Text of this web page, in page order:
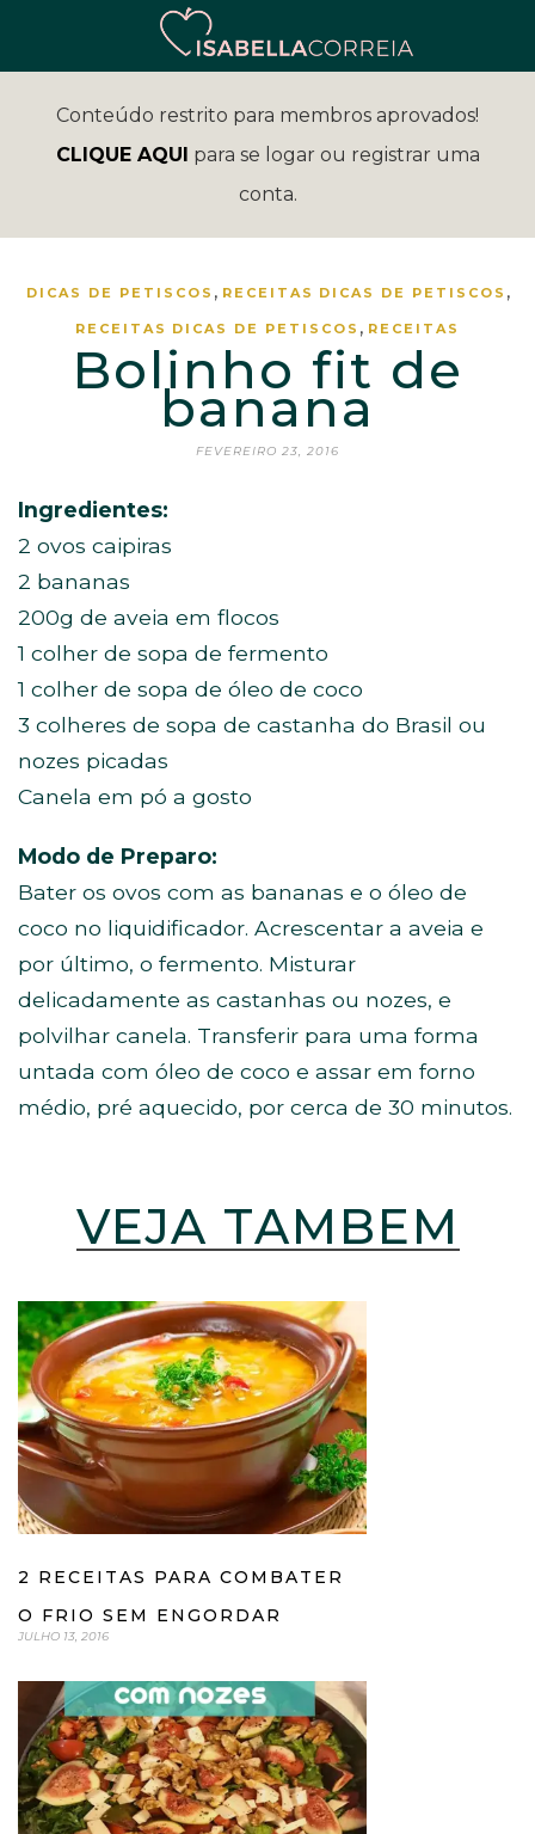
Conteúdo restrito para membros aprovados!
CLIQUE AQUI para se logar ou registrar uma
conta.
DICAS DE PETISCOS , RECEITAS DICAS DE PETISCOS ,
RECEITAS DICAS DE PETISCOS , RECEITAS
Bolinho fit de
banana
FEVEREIRO 23, 2016
Ingredientes:
2 ovos caipiras
2 bananas
200g de aveia em flocos
1 colher de sopa de fermento
1 colher de sopa de óleo de coco
3 colheres de sopa de castanha do Brasil ou
nozes picadas
Canela em pó a gosto
Modo de Preparo:
Bater os ovos com as bananas e o óleo de
coco no liquidificador. Acrescentar a aveia e
por último, o fermento. Misturar
delicadamente as castanhas ou nozes, e
polvilhar canela. Transferir para uma forma
untada com óleo de coco e assar em forno
médio, pré aquecido, por cerca de 30 minutos.
VEJA TAMBÉM
2 RECEITAS PARA COMBATER
O FRIO SEM ENGORDAR
JULHO 13, 2016